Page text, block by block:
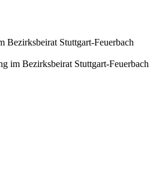
Bezirksbeirat Stuttgart-Feuerbach
im Bezirksbeirat Stuttgart-Feuerbach